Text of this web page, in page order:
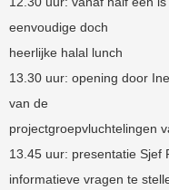
eenvoudige doch
heerlijke halal lunch
13.30 uur: opening door
van de
projectgroepvluchtelingen
13.45 uur: presentatie Sjef
informatieve vragen te